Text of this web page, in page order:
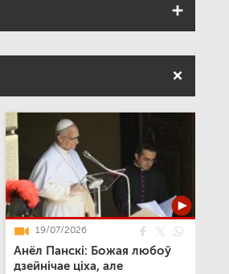
працягу дня – раніцай,
апоўдні, каб разам
кароткім разважаннем,
19/07/2026
Анёл Панскі: Божая любоў
дзейнічае ціха, але